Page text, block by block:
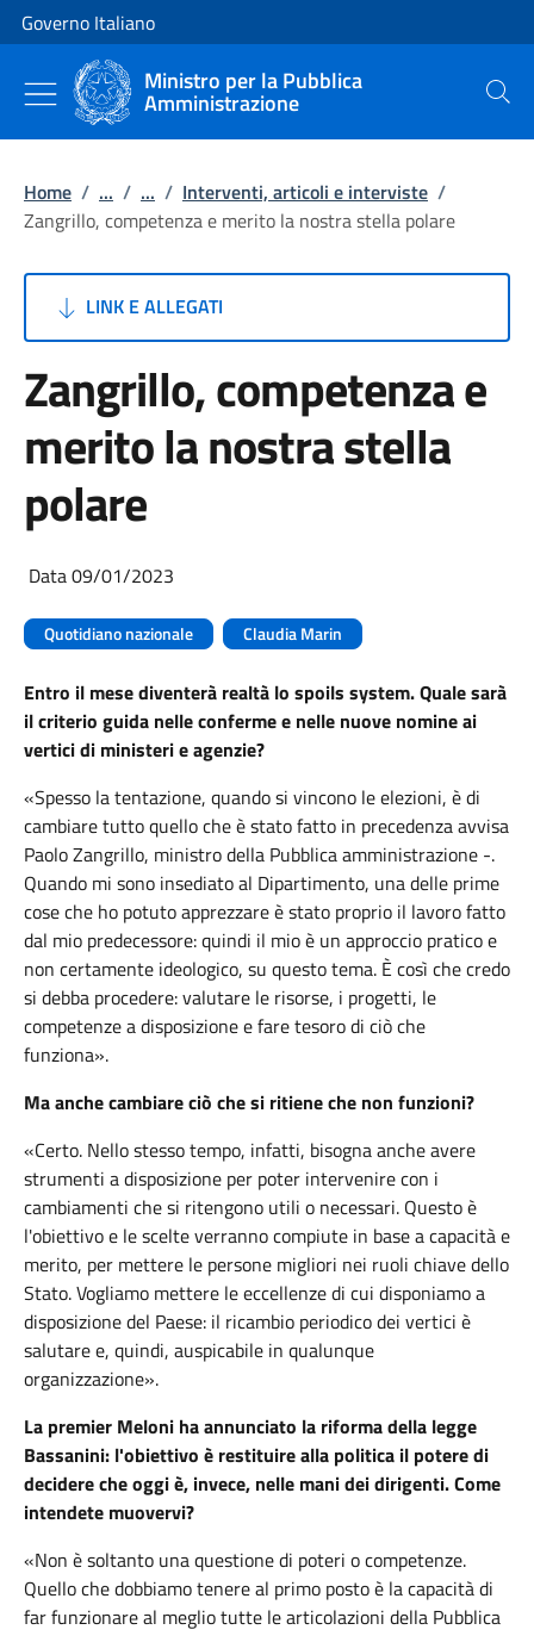
Vai al contenuto
Vai alla navigazione del sito
Governo Italiano
Ministro per la Pubblica
Amministrazione Cerca
Home / ... / ... / Interventi, articoli e interviste /
Zangrillo, competenza e merito la nostra stella polare
LINK E ALLEGATI
Zangrillo, competenza e
merito la nostra stella
polare
Data 09/01/2023
Quotidiano nazionale Claudia Marin
Entro il mese diventerà realtà lo spoils system. Quale sarà
il criterio guida nelle conferme e nelle nuove nomine ai
vertici di ministeri e agenzie?
«Spesso la tentazione, quando si vincono le elezioni, è di
cambiare tutto quello che è stato fatto in precedenza avvisa
Paolo Zangrillo, ministro della Pubblica amministrazione -.
Quando mi sono insediato al Dipartimento, una delle prime
cose che ho potuto apprezzare è stato proprio il lavoro fatto
dal mio predecessore: quindi il mio è un approccio pratico e
non certamente ideologico, su questo tema. È così che credo
si debba procedere: valutare le risorse, i progetti, le
competenze a disposizione e fare tesoro di ciò che
funziona».
Ma anche cambiare ciò che si ritiene che non funzioni?
«Certo. Nello stesso tempo, infatti, bisogna anche avere
strumenti a disposizione per poter intervenire con i
cambiamenti che si ritengono utili o necessari. Questo è
l'obiettivo e le scelte verranno compiute in base a capacità e
merito, per mettere le persone migliori nei ruoli chiave dello
Stato. Vogliamo mettere le eccellenze di cui disponiamo a
disposizione del Paese: il ricambio periodico dei vertici è
salutare e, quindi, auspicabile in qualunque
organizzazione».
La premier Meloni ha annunciato la riforma della legge
Bassanini: l'obiettivo è restituire alla politica il potere di
decidere che oggi è, invece, nelle mani dei dirigenti. Come
intendete muovervi?
«Non è soltanto una questione di poteri o competenze.
Quello che dobbiamo tenere al primo posto è la capacità di
far funzionare al meglio tutte le articolazioni della Pubblica